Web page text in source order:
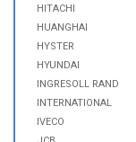
HITACHI
HUANGHAI
HYSTER
HYUNDAI
INGRESOLL RAND
INTERNATIONAL
IVECO